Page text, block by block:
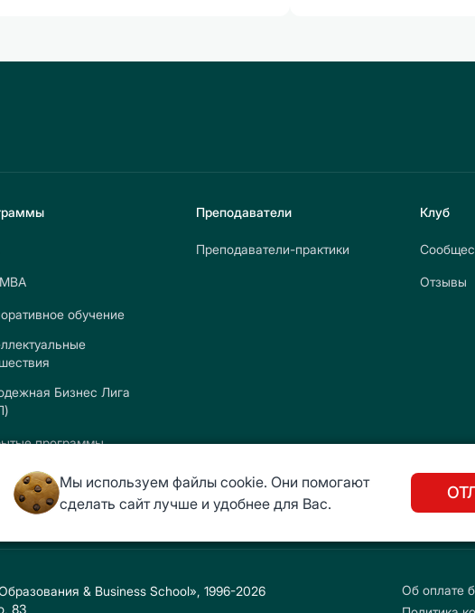
обучение
Бизнес Лига
программы
Преподаватели
Преподаватели-практики
Клуб
Отзывы
& Business School», 1996-2026
83
Об оплате
Мы используем файлы cookie. Они помогают
сделать сайт лучше и удобнее для Вас.